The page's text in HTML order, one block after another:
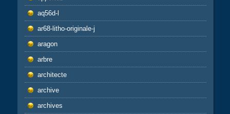
aq56d-l
ar68-litho-originale-j
aragon
arbre
architecte
archive
archives